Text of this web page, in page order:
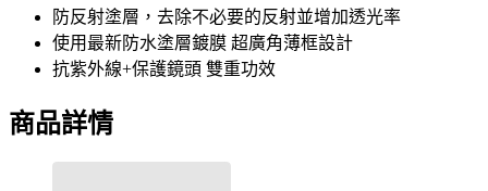
防反射塗層，去除不必要的反射並增加透光率
使用最新防水塗層鍍膜 超廣角薄框設計
抗紫外線+保護鏡頭 雙重功效
商品詳情